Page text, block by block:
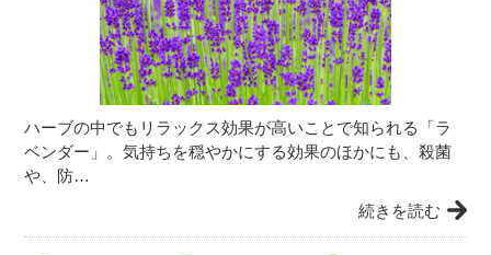
ハーブの中でもリラックス効果が高いことで知られる「ラ
ベンダー」。気持ちを穏やかにする効果のほかにも、殺菌
や、防…
続きを読む